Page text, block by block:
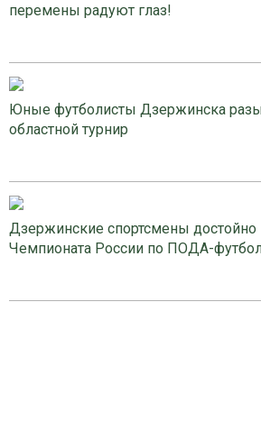
перемены радуют глаз!
Юные футболисты Дзержинска
областной турнир
Дзержинские спортсмены достойно
Чемпионата России по ПОДА-